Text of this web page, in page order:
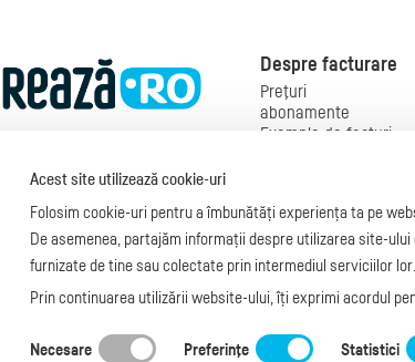
Despre facturare
Preţuri
abonamente
Exemple de facturi
Legislaţie facturi
Facturare online
blog.factureaza.ro
S.C. Cubus Arts SRL
Date de contact
Acest site utilizează cookie-uri
Folosim cookie-uri pentru a îmbunătăți experiența ta pe
De asemenea, partajăm informații despre utilizarea site-
furnizate de tine sau colectate prin intermediul serviciilor lor.
Prin continuarea utilizării website-ului, îți exprimi acordul
Necesare Preferinţe Statistici